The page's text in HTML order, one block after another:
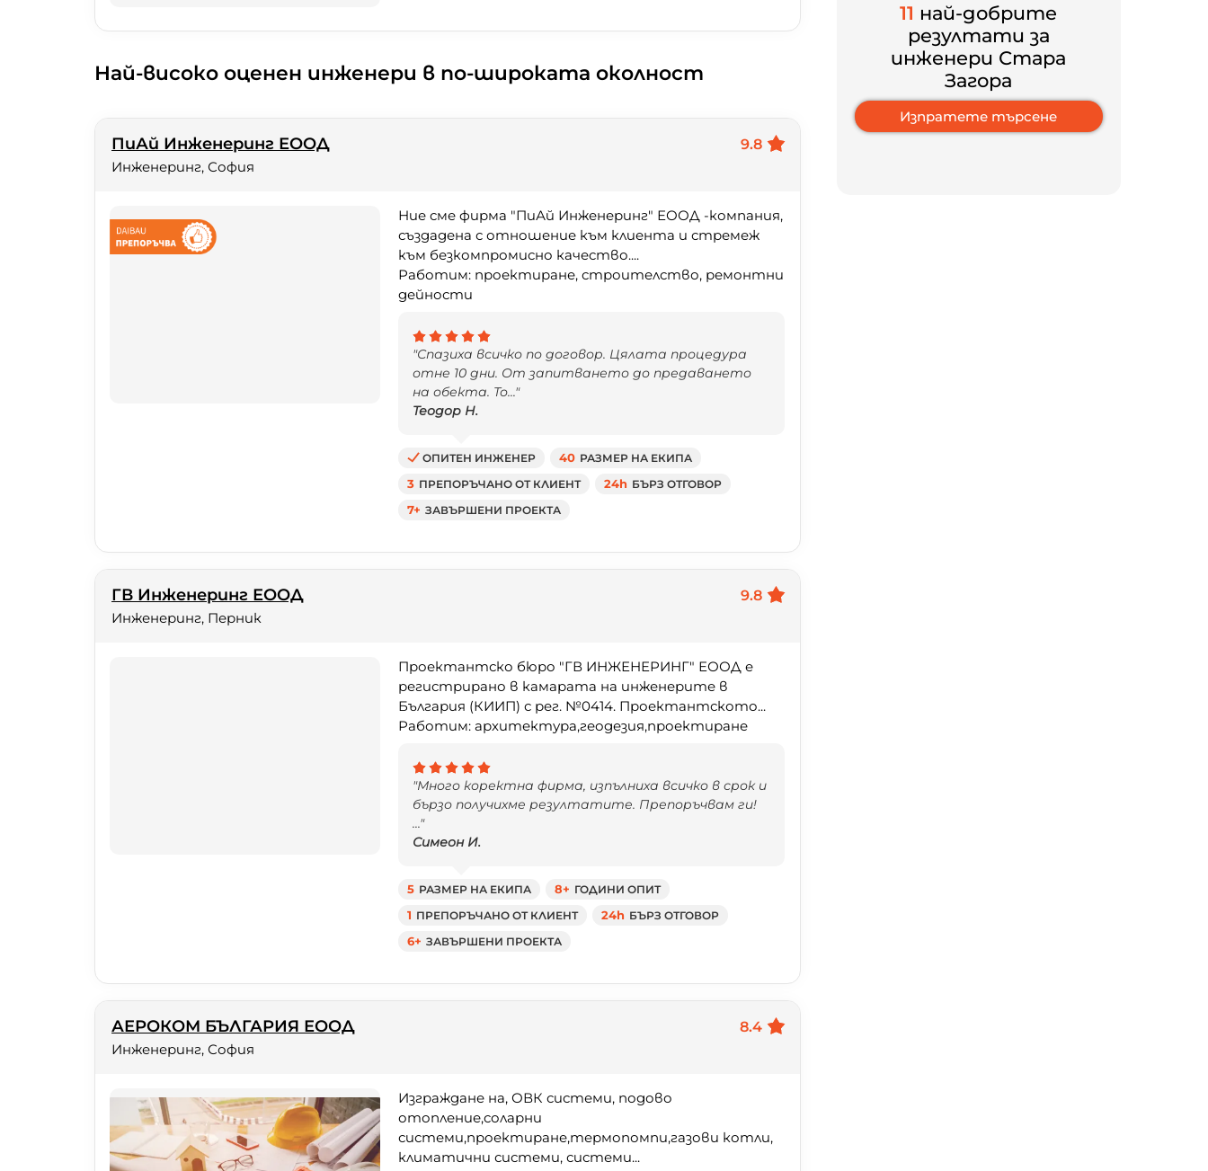
Най-високо оценен инженери в по-широката околност
ПиАй Инженеринг ЕООД
9.8
Инженеринг, София
Ние сме фирма "ПиАй Инженеринг" ЕООД -компания,
създадена с отношение към клиента и стремеж
към безкомпромисно качество....
Работим: проектиране, строителство, ремонтни
дейности
"Спазиха всичко по договор. Цялата процедура
отне 10 дни. От запитването до предаването
на обекта. То..."
Теодор Н.
ОПИТЕН ИНЖЕНЕР 40 РАЗМЕР НА ЕКИПА
3 ПРЕПОРЪЧАНО ОТ КЛИЕНТ 24h БЪРЗ ОТГОВОР
7+ ЗАВЪРШЕНИ ПРОЕКТА
ГВ Инженеринг ЕООД
9.8
Инженеринг, Перник
Проектантско бюро "ГВ ИНЖЕНЕРИНГ" ЕООД е
регистрирано в камарата на инженерите в
България (КИИП) с рег. №0414. Проектантското...
Работим: архитектура,геодезия,проектиране
"Много коректна фирма, изпълниха всичко в срок и
бързо получихме резултатите. Препоръчвам ги!
..."
Симеон И.
5 РАЗМЕР НА ЕКИПА 8+ ГОДИНИ ОПИТ
1 ПРЕПОРЪЧАНО ОТ КЛИЕНТ 24h БЪРЗ ОТГОВОР
6+ ЗАВЪРШЕНИ ПРОЕКТА
АЕРОКОМ БЪЛГАРИЯ ЕООД
8.4
Инженеринг, София
Изграждане на, ОВК системи, подово
отопление,соларни
системи,проектиране,термопомпи,газови котли,
климатични системи, системи...
11 най-добрите
резултати за
инженери Стара
Загора